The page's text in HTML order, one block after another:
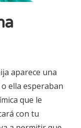
aparece una
ella esperaban
que le
con tu